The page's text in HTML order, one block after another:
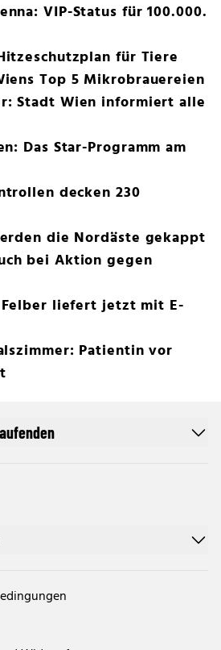
VIP-Status für 100.000.
für Tiere
Top 5 Mikrobrauereien
Stadt Wien informiert alle
Das Star-Programm am
decken 230
die Nordäste gekappt
bei Aktion gegen
liefert jetzt mit E-
Patientin vor